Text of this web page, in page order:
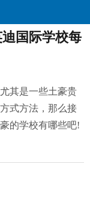
国际学校每
其是一些土豪贵
式方法，那么接
的学校有哪些吧!